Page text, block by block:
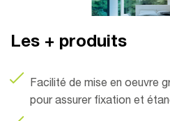
Les + produits
Facilité de mise en oeuvre
pour assurer fixation et